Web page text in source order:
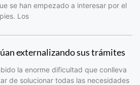
se han empezado a interesar por el
Los
externalizando sus trámites
la enorme dificultad que conlleva
de solucionar todas las necesidades